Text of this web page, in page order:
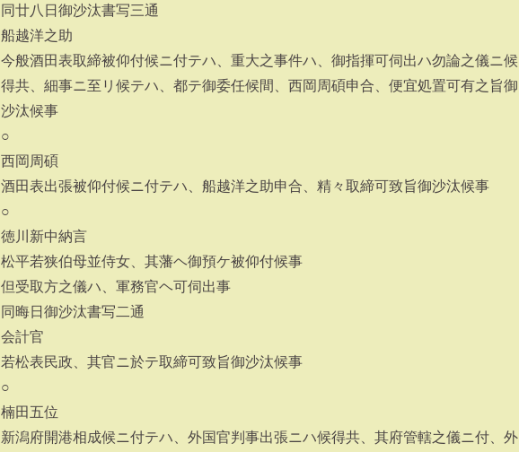
同廿八日御沙汰書写三通
船越洋之助
今般酒田表取締被仰付候ニ付テハ、重大之事件ハ、御指揮可伺出ハ勿論之儀ニ候
得共、細事ニ至リ候テハ、都テ御委任候間、西岡周碩申合、便宜処置可有之旨御
沙汰候事
○
西岡周碩
酒田表出張被仰付候ニ付テハ、船越洋之助申合、精々取締可致旨御沙汰候事
○
徳川新中納言
松平若狭伯母並侍女、其藩ヘ御預ケ被仰付候事
但受取方之儀ハ、軍務官ヘ可伺出事
同晦日御沙汰書写二通
会計官
若松表民政、其官ニ於テ取締可致旨御沙汰候事
○
楠田五位
新潟府開港相成候ニ付テハ、外国官判事出張ニハ候得共、其府管轄之儀ニ付、外